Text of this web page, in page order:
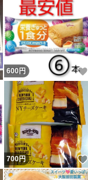
いいね！
600 円
いいね！
700円